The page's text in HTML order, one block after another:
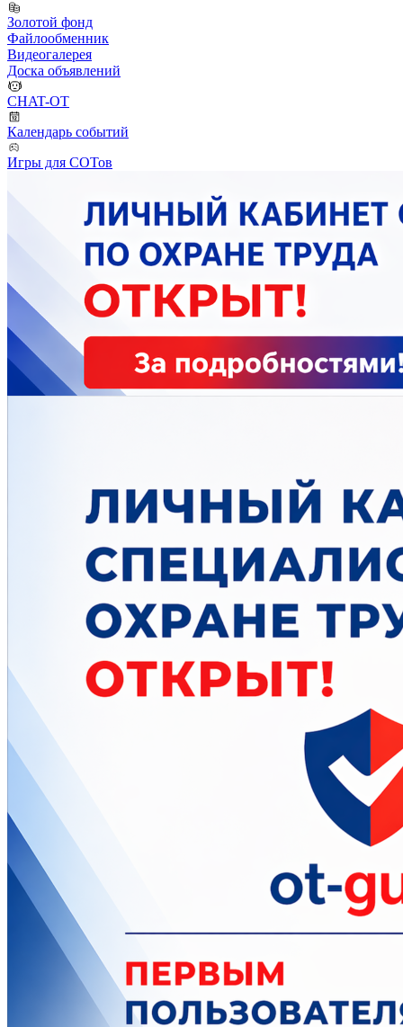
Золотой фонд
Файлообменник
Видеогалерея
Доска объявлений
CHAT-OT
Календарь событий
Игры для СОТов